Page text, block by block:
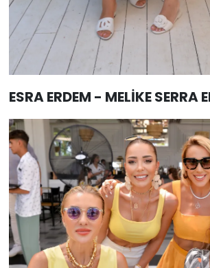
ESRA ERDEM - MELİKE SERRA